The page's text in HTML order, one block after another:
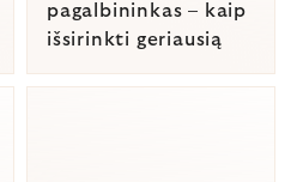
pagalbininkas – kaip
išsirinkti geriausią